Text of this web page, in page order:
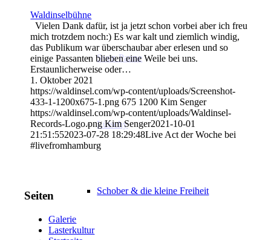
Sven Panne
Lütschy
Schober & die kleine Freiheit
Waldinselbühne
Vielen Dank dafür, ist ja jetzt schon vorbei aber ich freu
mich trotzdem noch:) Es war kalt und ziemlich windig,
das Publikum war überschaubar aber erlesen und so
einige Passanten blieben eine Weile bei uns.
Erstaunlicherweise oder…
1. Oktober 2021
https://waldinsel.com/wp-content/uploads/Screenshot-
433-1-1200x675-1.png 675 1200 Kim Senger
https://waldinsel.com/wp-content/uploads/Waldinsel-
Records-Logo.png Kim Senger2021-10-01
21:51:552023-07-28 18:29:48Live Act der Woche bei
#livefromhamburg
Seiten
Galerie
Lasterkultur